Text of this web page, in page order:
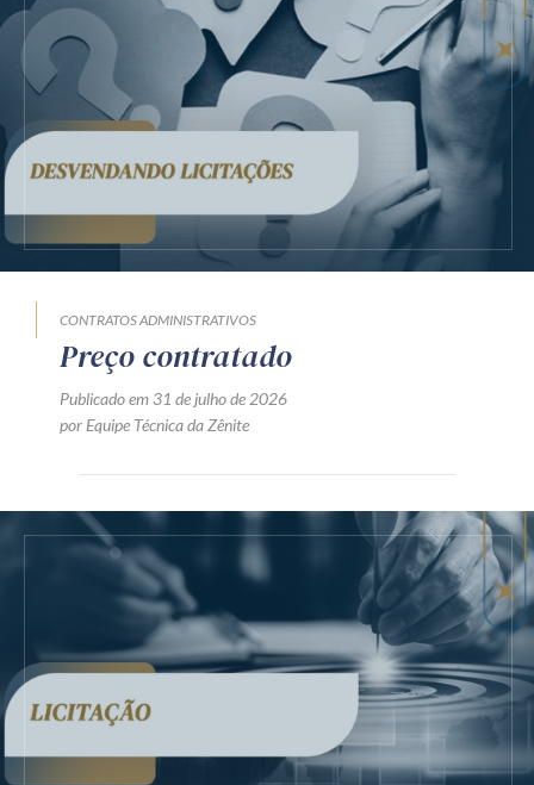
CONTRATOS ADMINISTRATIVOS
Preço contratado
Publicado em 31 de julho de 2026
por Equipe Técnica da Zênite